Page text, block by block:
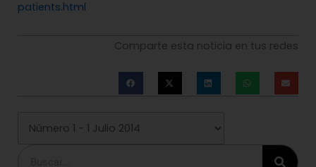
patients.html
Comparte esta noticia en tus redes